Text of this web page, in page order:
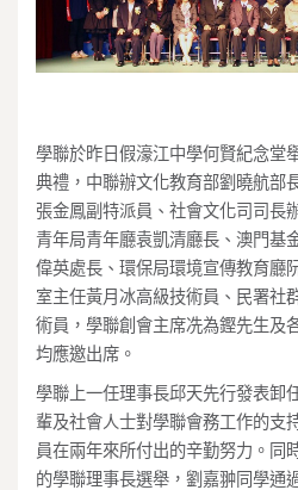
學聯於昨日假濠江中學何賢紀念堂
典禮，中聯辦文化教育部劉曉航部
張金鳳副特派員、社會文化司司長
青年局青年廳袁凱清廳長、澳門基
偉英處長、環保局環境宣傳教育廳
室主任黃月冰高級技術員、民署社
術員，學聯創會主席冼為鏗先生及
均應邀出席。
學聯上一任理事長邱天先行發表卸
輩及社會人士對學聯會務工作的支
員在兩年來所付出的辛勤努力。同
的學聯理事長選舉，劉嘉翀同學通